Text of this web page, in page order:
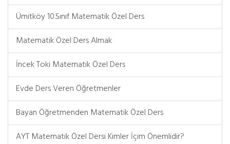
Ümitköy 10.Sınıf Matematik Özel Ders
Matematik Özel Ders Almak
İncek Toki Matematik Özel Ders
Evde Ders Veren Öğretmenler
Bayan Öğretmenden Matematik Özel Ders
AYT Matematik Özel Dersi Kimler İçim Önemlidir?